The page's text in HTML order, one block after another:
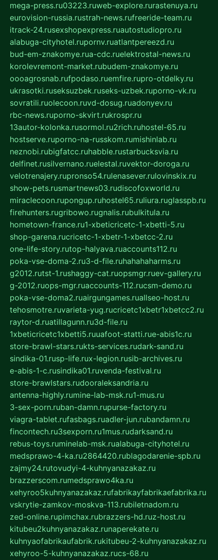
mega-press.ru03223.ruweb-explore.rurastenuya.ru
eurovision-russia.rustrah-news.rufreeride-team.ru
itrack-24.rusexshopexpress.ruautostudiopro.ru
alabuga-cityhotel.rupornv.ruatlantpereezd.ru
bud-em-znakomye.rua-cdc.ruelektrostal-news.ru
korolevremont-market.rubudem-znakomye.ru
oooagrosnab.rufpodaso.ruemfire.rupro-otdelky.ru
ukrasotki.ruseksuzbek.ruseks-uzbek.ruporno-vk.ru
sovratili.ruolecoon.ruvd-dosug.ruadonyev.ru
rbc-news.ruporno-skvirt.rukrospr.ru
13autor-kolonka.rusormol.ru2rich.ruhostel-65.ru
hostserve.ruporno-na-russkom.rumishinlab.ru
neznobi.rubigfatcc.ruhabble.rustarbucksvia.ru
delfinet.rusilvernano.ruelestal.ruvektor-doroga.ru
velotrenajery.rupronso54.rulenasever.rulovinskix.ru
show-pets.rusmartnews03.rudiscofoxworld.ru
miraclecoon.rupongup.ruhostel65.ruliura.ruglasspb.ru
firehunters.rugribowo.rugnalis.rubulkitula.ru
hometown-france.ru1-xbeticricetc-1-xbetti-5.ru
shop-garena.rucricetc-1-xbetr-1-xbetcc-2.ru
one-life-story.rutop-halyava.ruaccounts112.ru
poka-vse-doma-2.ru3-d-file.ruhahahaharms.ru
g2012.rutst-1.rushaggy-cat.ruopsmgr.ruev-gallery.ru
g-2012.ruops-mgr.ruaccounts-112.rucsm-demo.ru
poka-vse-doma2.ruairgungames.ruallseo-host.ru
tehosmotre.ruvarieta-yug.rucricetc1xbetr1xbetcc2.ru
raytor-d.ruatillagunn.ru3d-file.ru
1xbeticricetc1xbetti5.ruuafoot-statti.rue-abis1c.ru
store-brawl-stars.rukts-services.rudark-sand.ru
sindika-01.rusp-life.rux-legion.rusib-archives.ru
e-abis-1-c.rusindika01.ruvenda-festival.ru
store-brawlstars.rudooraleksandria.ru
antenna-highly.rumine-lab-msk.ru1-mus.ru
3-sex-porn.ruban-damn.rupurse-factory.ru
viagra-tablet.rufasbags.ruadler-jun.rubandamn.ru
fincontech.ru3sexporn.ru1mus.rudarksand.ru
rebus-toys.ruminelab-msk.rualabuga-cityhotel.ru
medsprawo-4-ka.ru2864420.rublagodarenie-spb.ru
zajmy24.rutovudyi-4-kuhnyanazakaz.ru
brazzerscom.rumedsprawo4ka.ru
xehyroo5kuhnyanazakaz.rufabrikayfabrikaefabrika.ru
vskrytie-zamkov-moskva-113.rubiletnadom.ru
zed-online.rupimchax.rubrazzers-hd.ruz-host.ru
kitubeu2kuhnyanazakaz.runaperekate.ru
kuhnyaofabrikaufabrik.rukitubeu-2-kuhnyanazakaz.ru
xehyroo-5-kuhnyanazakaz.rucs-68.ru